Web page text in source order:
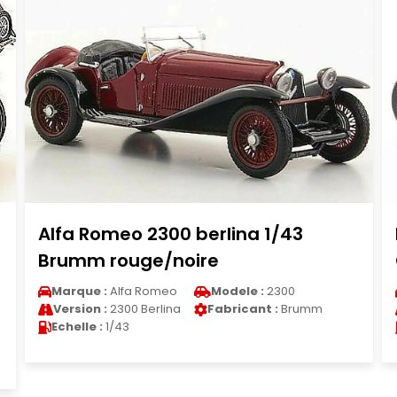
Porsche 718 Base 1/43 Spark No.6
GP Monaco 1961
Marque : Porsche Modele : 718
Version : 718 Base Fabricant : Spark
Echelle : 1/43